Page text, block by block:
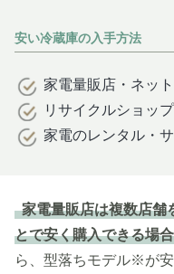
安い冷蔵庫の入手方法
家電量販店・ネッ
リサイクルショッ
家電のレンタル・
家電量販店は複数店舗
とで安く購入できる場
ら、型落ちモデル※が安